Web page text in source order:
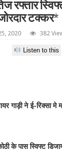
रफ्तार
जोरदार टक्कर*
2020 382
Listen to this
गाड़ी ने ई-रिक्सा मे
के पास स्विफ्ट